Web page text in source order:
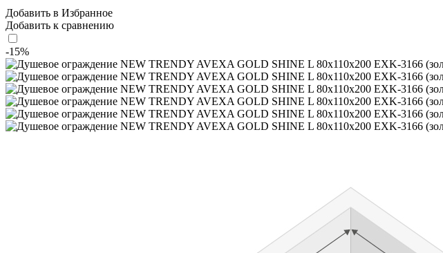
Добавить в Избранное
Добавить к сравнению
-15%